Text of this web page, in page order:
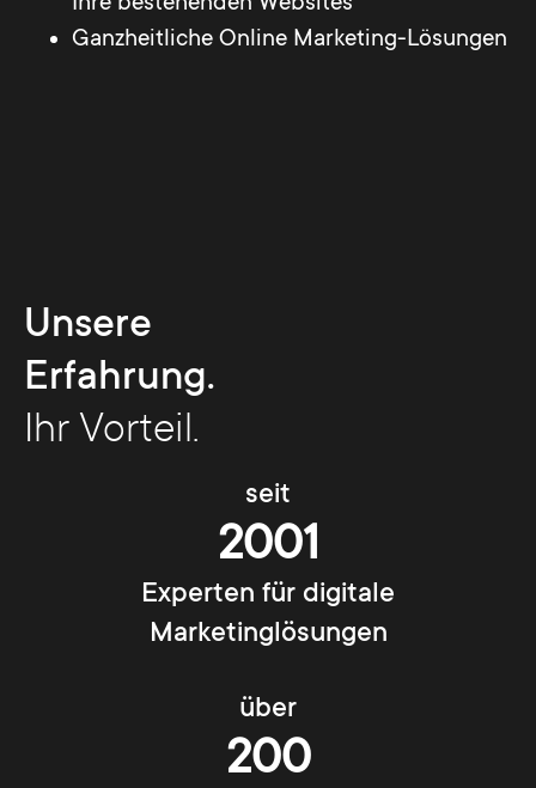
Ganzheitliche Online Marketing-Lösungen
Unsere
Erfahrung.
Ihr Vorteil.
seit
2001
Experten für digitale
Marketinglösungen
über
200